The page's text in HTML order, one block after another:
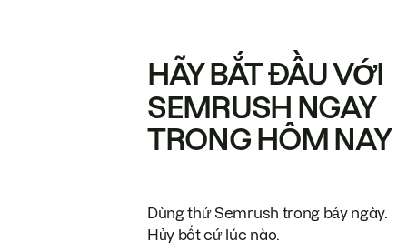
HÃY BẮT ĐẦU VỚI
SEMRUSH NGAY
TRONG HÔM NAY
Dùng thử Semrush trong bảy ngày.
Hủy bất cứ lúc nào.